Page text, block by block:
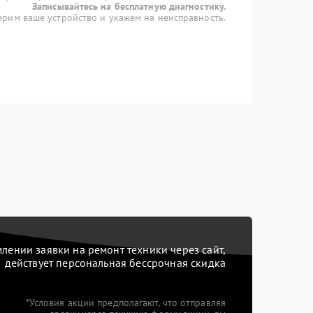
Записывайтесь на бесплатную диагностику.
ваше устройство и укажем на неисправность.
заявки на ремонт техники через сайт,
действует персональная бессрочная скидка
*Условия акции предполагают, что отправляя